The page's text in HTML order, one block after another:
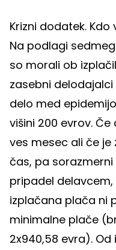
Krizni dodatek.
Na podlagi
so morali ob
zasebni
delo med
višini 200 evrov.
ves mesec ali če je
čas, pa sorazmerni
pripadel
izplačana plača ni
minimalne plače
2x940,58 evra).